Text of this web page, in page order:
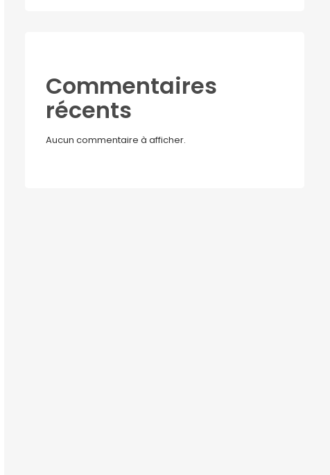
Commentaires
récents
Aucun commentaire à afficher.